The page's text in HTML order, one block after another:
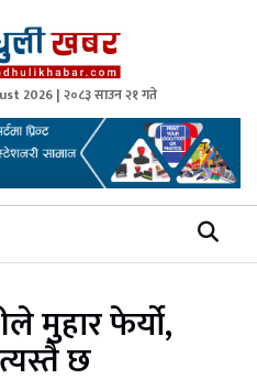
Nepal
2026 | २०८३ साउन २१ गते
मुहार फेर्यो,
छ